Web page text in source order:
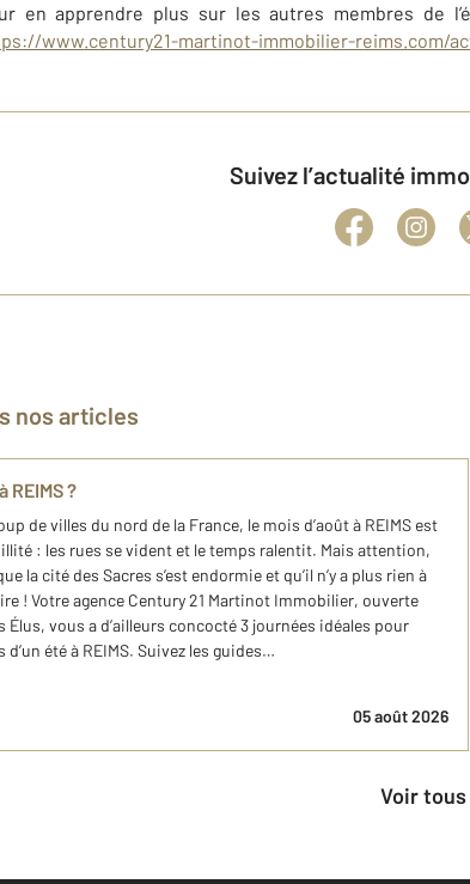
en apprendre plus sur les autres membres de
www.century21-martinot-immobilier-reims.com/
Suivez l’actualité
nos articles
REIMS ?
de villes du nord de la France, le mois d’août à REIMS est
: les rues se vident et le temps ralentit. Mais attention,
la cité des Sacres s’est endormie et qu’il n’y a plus rien à
! Votre agence Century 21 Martinot Immobilier, ouverte
Élus, vous a d’ailleurs concocté 3 journées idéales pour
été à REIMS. Suivez les guides…
05 août 2026
Voir